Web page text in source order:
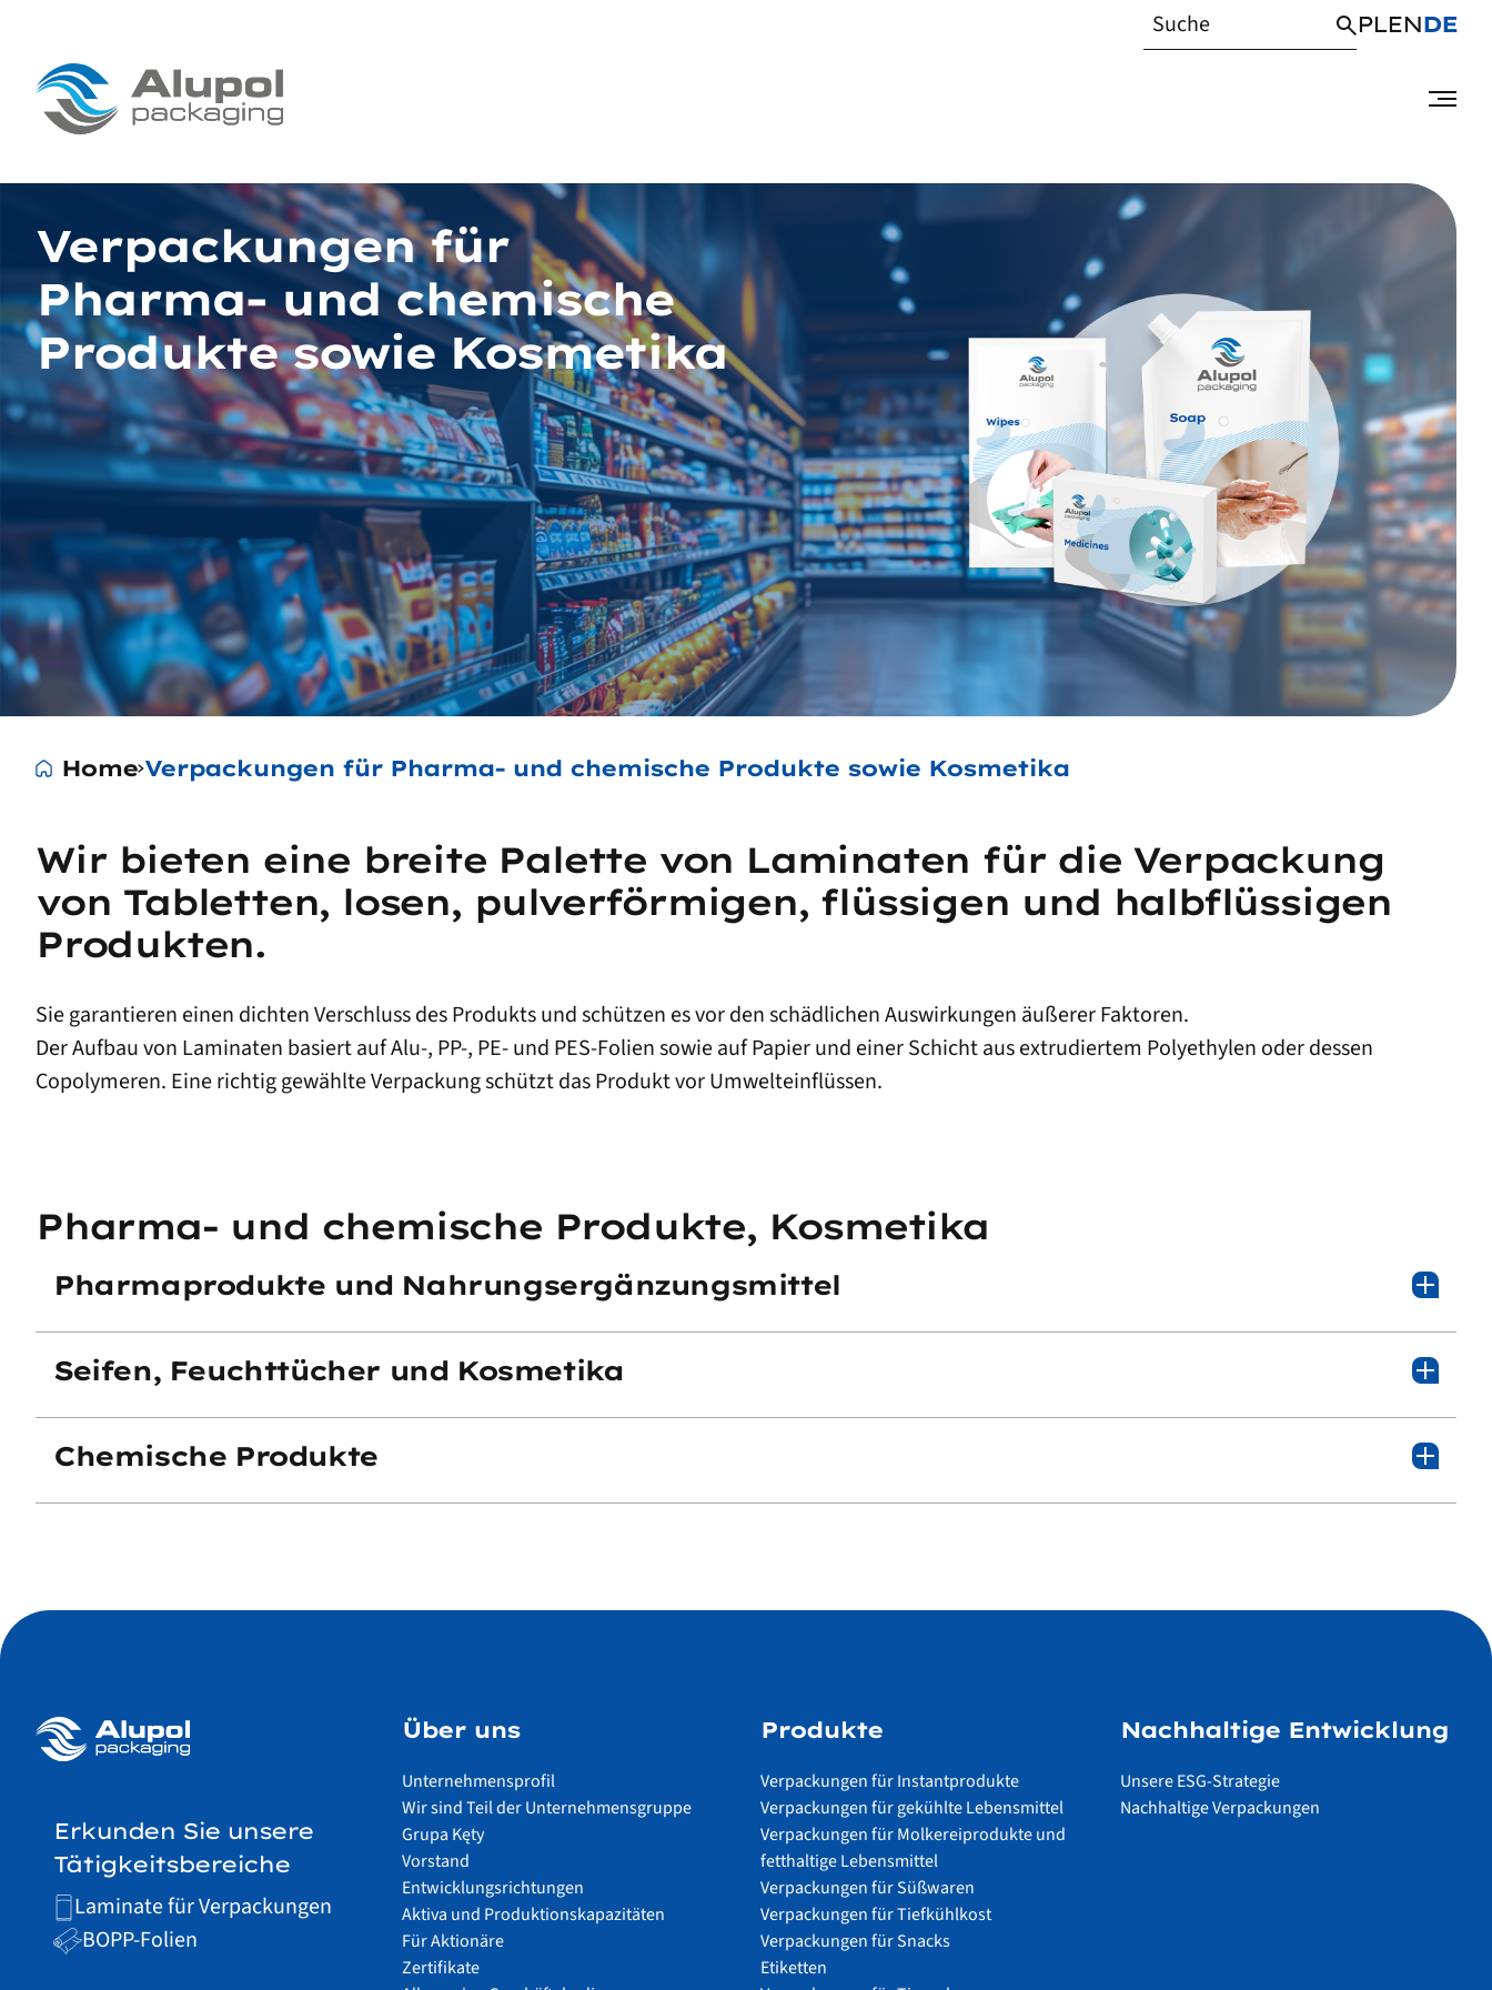
PLENDE
Verpackungen für
Pharma- und chemische
Produkte sowie Kosmetika
Home Verpackungen für Pharma- und chemische Produkte sowie Kosmetika
Wir bieten eine breite Palette von Laminaten für die Verpackung
von Tabletten, losen, pulverförmigen, flüssigen und halbflüssigen
Produkten.
Sie garantieren einen dichten Verschluss des Produkts und schützen es vor den schädlichen Auswirkungen äußerer Faktoren.
Der Aufbau von Laminaten basiert auf Alu-, PP-, PE- und PES-Folien sowie auf Papier und einer Schicht aus extrudiertem Polyethylen oder dessen
Copolymeren. Eine richtig gewählte Verpackung schützt das Produkt vor Umwelteinflüssen.
Pharma- und chemische Produkte, Kosmetika
Pharmaprodukte und Nahrungsergänzungsmittel
Seifen, Feuchttücher und Kosmetika
Chemische Produkte
Erkunden Sie unsere
Tätigkeitsbereiche
Laminate für Verpackungen
BOPP-Folien
Über uns
Unternehmensprofil
Wir sind Teil der Unternehmensgruppe
Grupa Kęty
Vorstand
Entwicklungsrichtungen
Aktiva und Produktionskapazitäten
Für Aktionäre
Zertifikate
Produkte
Verpackungen für Instantprodukte
Verpackungen für gekühlte Lebensmittel
Verpackungen für Molkereiprodukte und
fetthaltige Lebensmittel
Verpackungen für Süßwaren
Verpackungen für Tiefkühlkost
Verpackungen für Snacks
Etiketten
Nachhaltige Entwicklung
Unsere ESG-Strategie
Nachhaltige Verpackungen